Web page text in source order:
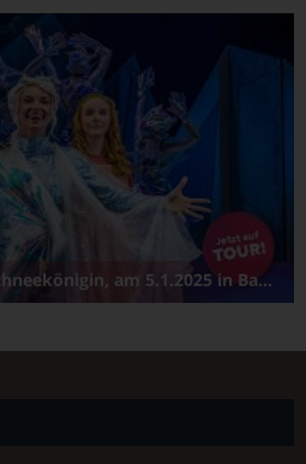
am 5.1.2025 in Bamberg/Konzerthalle